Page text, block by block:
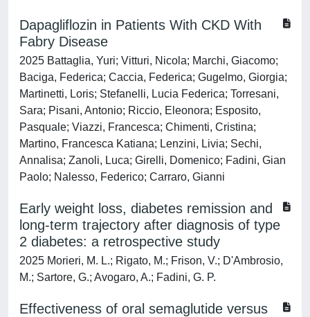
Dapagliflozin in Patients With CKD With
Fabry Disease
2025 Battaglia, Yuri; Vitturi, Nicola; Marchi, Giacomo;
Baciga, Federica; Caccia, Federica; Gugelmo, Giorgia;
Martinetti, Loris; Stefanelli, Lucia Federica; Torresani,
Sara; Pisani, Antonio; Riccio, Eleonora; Esposito,
Pasquale; Viazzi, Francesca; Chimenti, Cristina;
Martino, Francesca Katiana; Lenzini, Livia; Sechi,
Annalisa; Zanoli, Luca; Girelli, Domenico; Fadini, Gian
Paolo; Nalesso, Federico; Carraro, Gianni
Early weight loss, diabetes remission and
long-term trajectory after diagnosis of type
2 diabetes: a retrospective study
2025 Morieri, M. L.; Rigato, M.; Frison, V.; D'Ambrosio,
M.; Sartore, G.; Avogaro, A.; Fadini, G. P.
Effectiveness of oral semaglutide versus